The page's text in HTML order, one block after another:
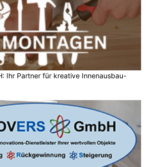
Ihr Partner für kreative Innenausbau-